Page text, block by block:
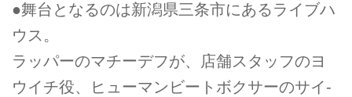
●舞台となるのは新潟県三条市にあるライブハ
ウス。
ラッパーのマチーデフが、店舗スタッフのヨ
ウイチ役、ヒューマンビートボクサーのサイ­